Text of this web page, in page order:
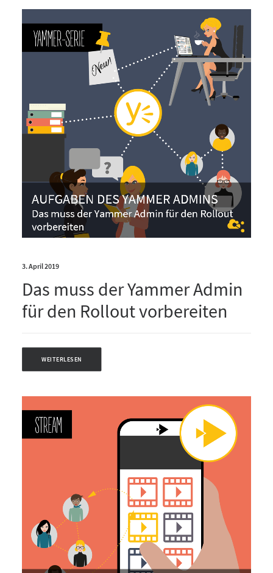
3. April 2019
Das muss der Yammer Admin
für den Rollout vorbereiten
WEITERLESEN